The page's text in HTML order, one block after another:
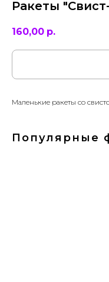
Ракеты
160,00 р.
Маленькие ракеты со
Популярные